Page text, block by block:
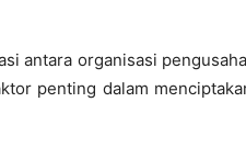
antara organisasi
penting dalam